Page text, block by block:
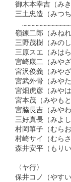
御木本幸吉（み
三土忠造（みつ
嶺錬二郎（みね
三野茂樹（みの
三原スエ（みは
宮崎康二（みや
宮沢俊義（みや
宮武外骨（みや
宮畑虎彦（みや
宮本茂（みやも
宮脇長吉（みや
三好真長（みよ
村岡箏子（むら
村崎サイ（むら
森井安平（もり
〈ヤ行〉
保井コノ（やす